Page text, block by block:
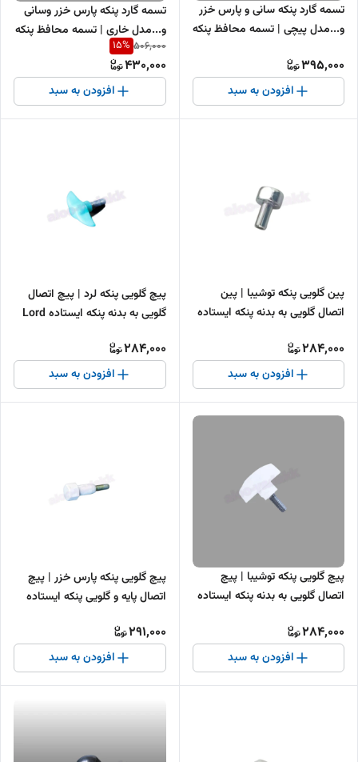
تسمه گارد پنکه سانی و پارس خزر
و...مدل پیچی | تسمه محافظ پنکه
395,000
افزودن به سبد
تسمه گارد پنکه پارس خزر وسانی
و...مدل خاری | تسمه محافظ پنکه
ایستاده پارس خزر مدل خاری
506,000
15%
430,000
افزودن به سبد
پین گلویی پنکه توشیبا | پین
اتصال گلویی به بدنه پنکه ایستاده
284,000
افزودن به سبد
پیچ گلویی پنکه لرد | پیچ اتصال
گلویی به بدنه پنکه ایستاده Lord
284,000
افزودن به سبد
پیچ گلویی پنکه توشیبا | پیچ
اتصال گلویی به بدنه پنکه ایستاده
284,000
افزودن به سبد
پیچ گلویی پنکه پارس خزر | پیچ
اتصال پایه و گلویی پنکه ایستاده
291,000
افزودن به سبد